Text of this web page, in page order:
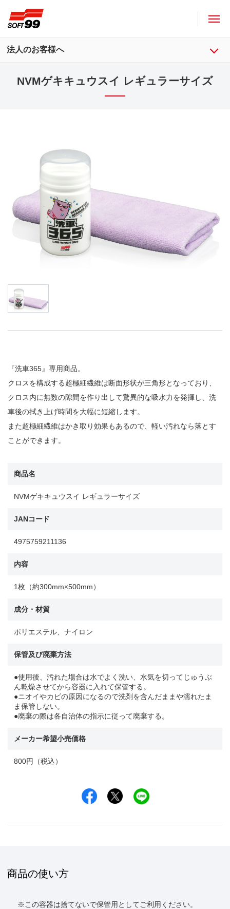
法人のお客様へ
NVMゲキキュウスイ レギュラーサイズ
『洗車365』専用商品。
クロスを構成する超極細繊維は断面形状が三角形となっており、
クロス内に無数の隙間を作り出して驚異的な吸水力を発揮し、洗
車後の拭き上げ時間を大幅に短縮します。
また超極細繊維はかき取り効果もあるので、軽い汚れなら落とす
ことができます。
商品名
NVMゲキキュウスイ レギュラーサイズ
JANコード
4975759211136
内容
1枚（約300mm×500mm）
成分・材質
ポリエステル、ナイロン
保管及び廃棄方法
●使用後、汚れた場合は水でよく洗い、水気を切ってじゅうぶ
ん乾燥させてから容器に入れて保管する。
●ニオイやカビの原因になるので洗剤を含んだままや濡れたま
ま保管しない。
●廃棄の際は各自治体の指示に従って廃棄する。
メーカー希望小売価格
800円（税込）
Facebookでシェア
XでシェアLINEでシェア
商品の使い方
※この容器は捨てないで保管用としてご利用ください。